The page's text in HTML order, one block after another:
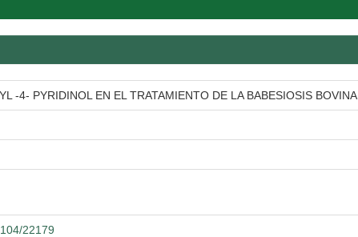
-4- PYRIDINOL EN EL TRATAMIENTO DE LA BABESIOSIS BOVINA
22179